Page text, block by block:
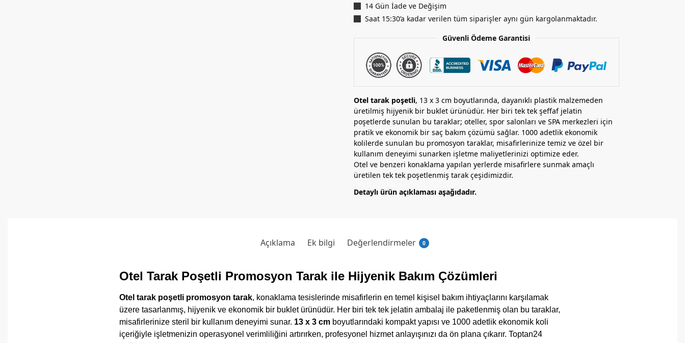
14 Gün İade ve Değişim
Saat 15:30’a kadar verilen tüm siparişler aynı gün kargolanmaktadır.
Güvenli Ödeme Garantisi
Otel tarak poşetli, 13 x 3 cm boyutlarında, dayanıklı plastik malzemeden
üretilmiş hijyenik bir buklet ürünüdür. Her biri tek tek şeffaf jelatin
poşetlerde sunulan bu taraklar; oteller, spor salonları ve SPA merkezleri için
pratik ve ekonomik bir saç bakım çözümü sağlar. 1000 adetlik ekonomik
kolilerde sunulan bu promosyon taraklar, misafirlerinize temiz ve özel bir
kullanım deneyimi sunarken işletme maliyetlerinizi optimize eder.
Otel ve benzeri konaklama yapılan yerlerde misafirlere sunmak amaçlı
üretilen tek tek poşetlenmiş tarak çeşidimizdir.
Detaylı ürün açıklaması aşağıdadır.
Açıklama Ek bilgi Değerlendirmeler 0
Otel Tarak Poşetli Promosyon Tarak ile Hijyenik Bakım Çözümleri
Otel tarak poşetli promosyon tarak, konaklama tesislerinde misafirlerin en temel kişisel bakım ihtiyaçlarını karşılamak
üzere tasarlanmış, hijyenik ve ekonomik bir buklet ürünüdür. Her biri tek tek jelatin ambalaj ile paketlenmiş olan bu taraklar,
misafirlerinize steril bir kullanım deneyimi sunar. 13 x 3 cmboyutlarındaki kompakt yapısı ve 1000 adetlik ekonomik koli
içeriğiyle işletmenizin operasyonel verimliliğini artırırken, profesyonel hizmet anlayışınızı da ön plana çıkarır. Toptan24